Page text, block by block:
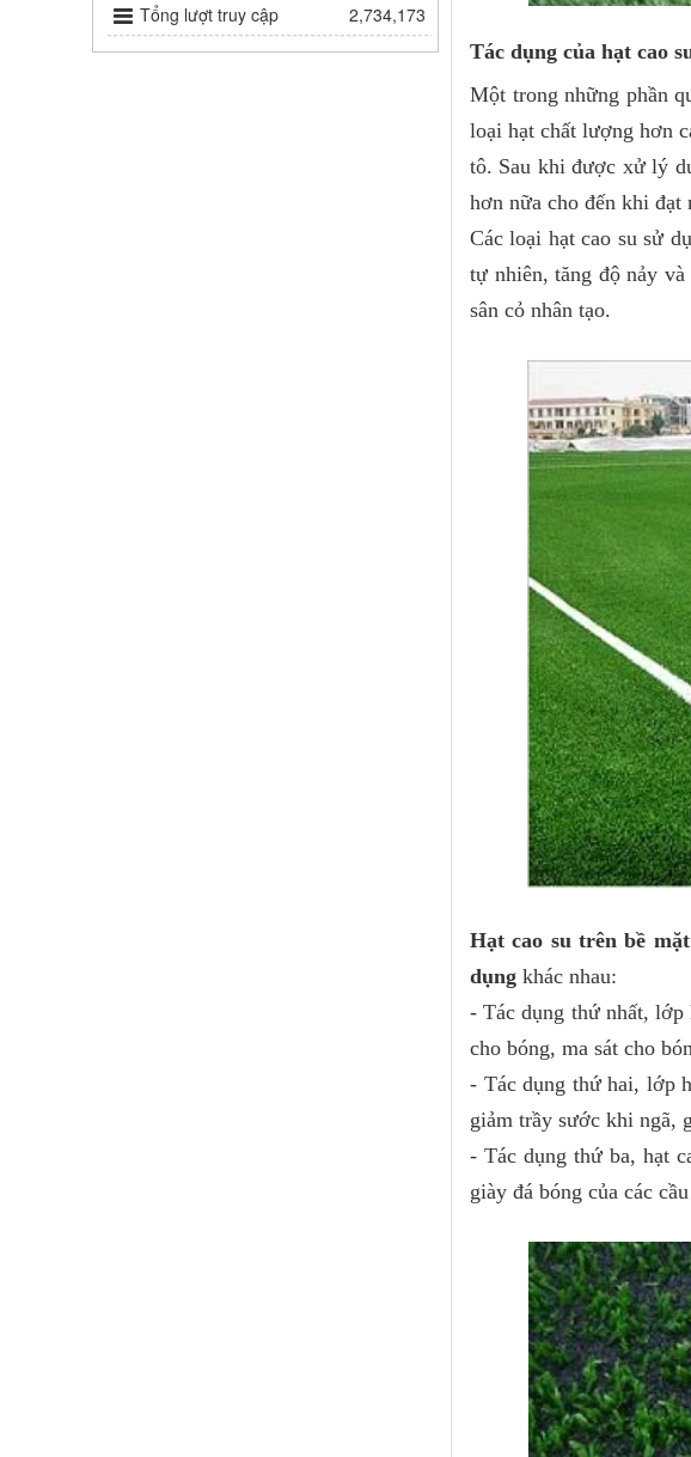
Tác dụng của hạt cao
Một trong những phần
loại hạt chất lượng hơn
tô. Sau khi được xử lý
hơn nữa cho đến khi
Các loại hạt cao su sử
tự nhiên, tăng độ nảy
sân cỏ nhân tạo.
Hạt cao su trên bề
dụng khác nhau:
- Tác dụng thứ nhất, lớp
cho bóng, ma sát cho
- Tác dụng thứ hai, lớp
giảm trầy sước khi ngã,
- Tác dụng thứ ba, hạt
giày đá bóng của các
Tổng lượt truy cập
2,734,173